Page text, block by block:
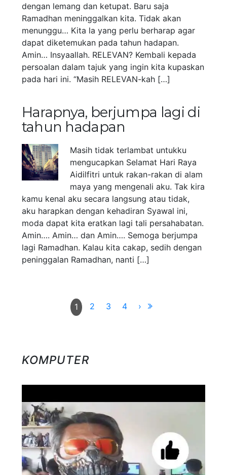
dengan lemang dan ketupat. Baru saja
Ramadhan meninggalkan kita. Tidak akan
menunggu… Kita la yang perlu berharap agar
dapat diketemukan pada tahun hadapan.
Amin… Insyaallah. RELEVAN? Kembali kepada
persoalan dalam tajuk yang ingin kita kupaskan
pada hari ini. “Masih RELEVAN-kah […]
Harapnya, berjumpa lagi di
tahun hadapan
Masih tidak terlambat untukku
mengucapkan Selamat Hari Raya
Aidilfitri untuk rakan-rakan di alam
maya yang mengenali aku. Tak kira
kamu kenal aku secara langsung atau tidak,
aku harapkan dengan kehadiran Syawal ini,
moda dapat kita eratkan lagi tali persahabatan.
Amin…. Amin… dan Amin…. Semoga berjumpa
lagi Ramadhan. Kalau kita cakap, sedih dengan
peninggalan Ramadhan, nanti […]
1 2 3 4 ›
KOMPUTER